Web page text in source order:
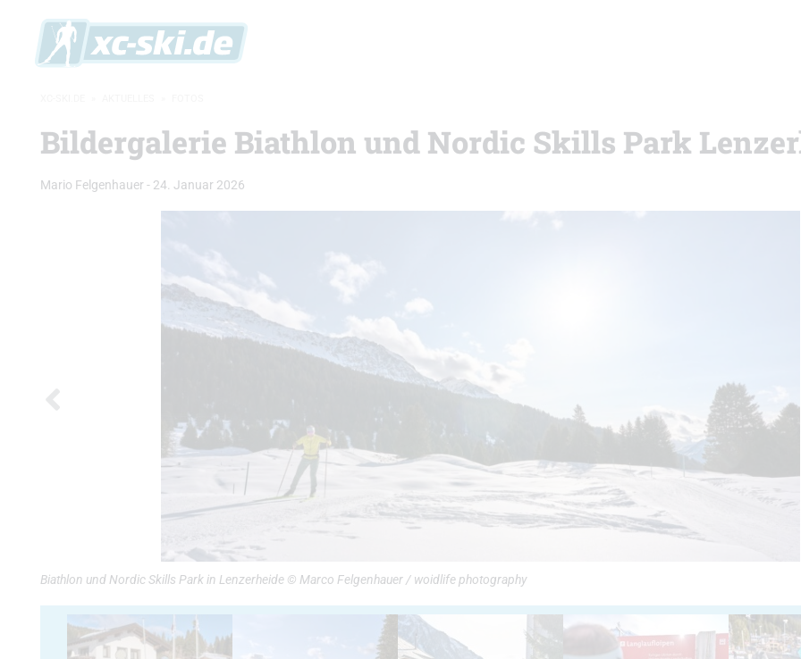
Bildergalerie Biathlon und Nordic Skills Park
Mario Felgenhauer - 24. Januar 2026
Biathlon und Nordic Skills Park in Lenzerheide © Marco Felgenhauer / woidlife photography